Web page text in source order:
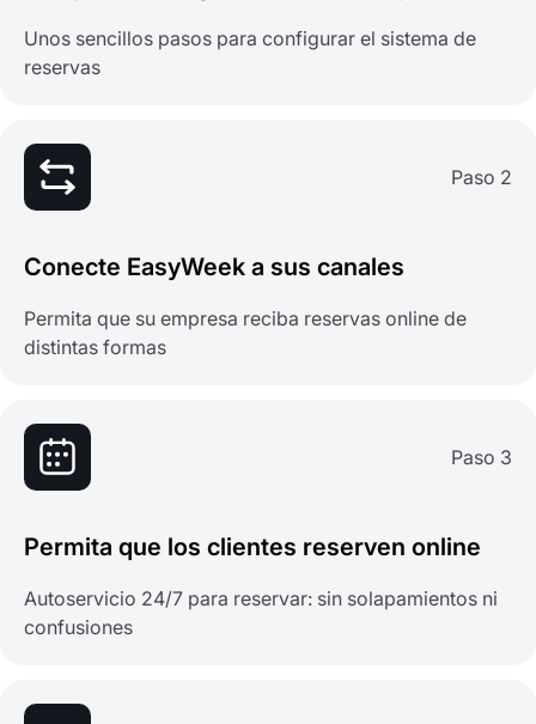
Unos sencillos pasos para configurar el sistema de
reservas
Paso 2
Conecte EasyWeek a sus canales
Permita que su empresa reciba reservas online de
distintas formas
Paso 3
Permita que los clientes reserven online
Autoservicio 24/7 para reservar: sin solapamientos ni
confusiones